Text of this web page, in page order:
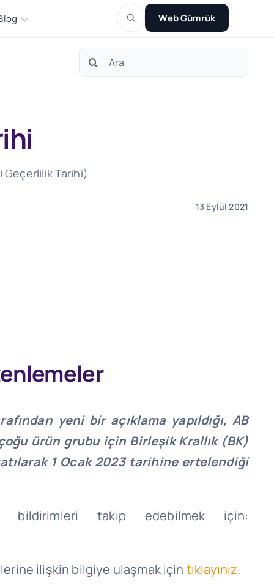
Web Gümrük
Search
Geçerlilik Tarihi)
13 Eylül 2021
yeni bir açıklama yapıldığı, AB
ürün grubu için Birleşik Krallık (BK)
1 Ocak 2023 tarihine ertelendiği
bildirimleri takip edebilmek için:
ilişkin bilgiye ulaşmak için tıklayınız.